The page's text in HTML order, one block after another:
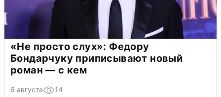
«Не просто слух»: Федору
Бондарчуку приписывают новый
роман — с кем
6 августа 14